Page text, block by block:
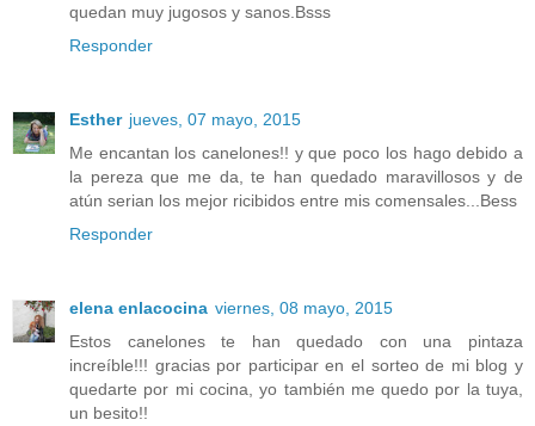
quedan muy jugosos y sanos.Bsss
Responder
Esther jueves, 07 mayo, 2015
Me encantan los canelones!! y que poco los hago debido a
la pereza que me da, te han quedado maravillosos y de
atún serian los mejor ricibidos entre mis comensales...Bess
Responder
elena enlacocina viernes, 08 mayo, 2015
Estos canelones te han quedado con una pintaza
increíble!!! gracias por participar en el sorteo de mi blog y
quedarte por mi cocina, yo también me quedo por la tuya,
un besito!!